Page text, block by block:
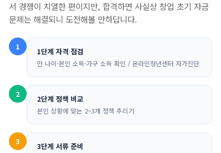
서 경쟁이 치열한 편이지만, 합격하면 사실상 창업 초기 자금
문제는 해결되니 도전해볼 만하답니다.
1
1단계 자격 점검
만 나이·본인 소득·가구 소득 확인 / 온라인청년센터 자가진단
2
2단계 정책 비교
본인 상황에 맞는 2~3개 정책 추리기
3
3단계 서류 준비